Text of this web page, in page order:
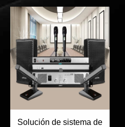
Solución de sistema de